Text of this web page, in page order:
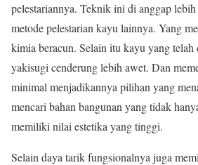
pelestariannya. Teknik ini di anggap
metode pelestarian kayu lainnya. Yang
kimia beracun. Selain itu kayu yang
yakisugi cenderung lebih awet. Dan
minimal menjadikannya pilihan yang
mencari bahan bangunan yang tidak
memiliki nilai estetika yang tinggi.
Selain daya tarik fungsionalnya juga